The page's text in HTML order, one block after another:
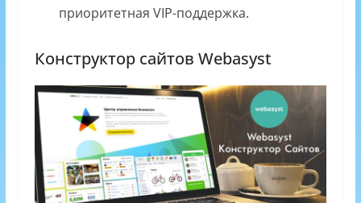
приоритетная VIP-поддержка.
Конструктор сайтов Webasyst